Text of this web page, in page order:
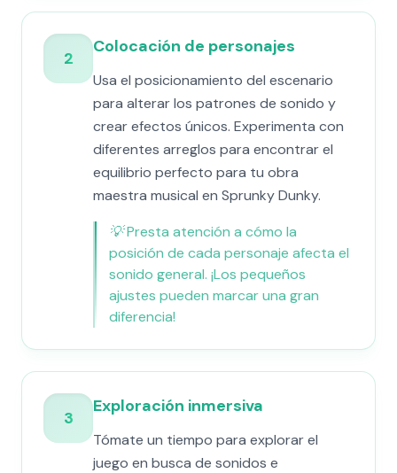
2
Colocación de personajes
Usa el posicionamiento del escenario
para alterar los patrones de sonido y
crear efectos únicos. Experimenta con
diferentes arreglos para encontrar el
equilibrio perfecto para tu obra
maestra musical en Sprunky Dunky.
💡Presta atención a cómo la
posición de cada personaje afecta el
sonido general. ¡Los pequeños
ajustes pueden marcar una gran
diferencia!
3
Exploración inmersiva
Tómate un tiempo para explorar el
juego en busca de sonidos e